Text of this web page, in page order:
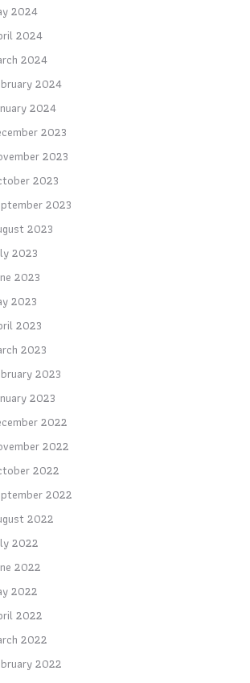
2024
2024
2024
2024
2024
2023
2023
2023
2023
2023
2023
2023
2023
2023
2023
2023
2023
2022
2022
2022
2022
2022
2022
2022
2022
2022
2022
2022